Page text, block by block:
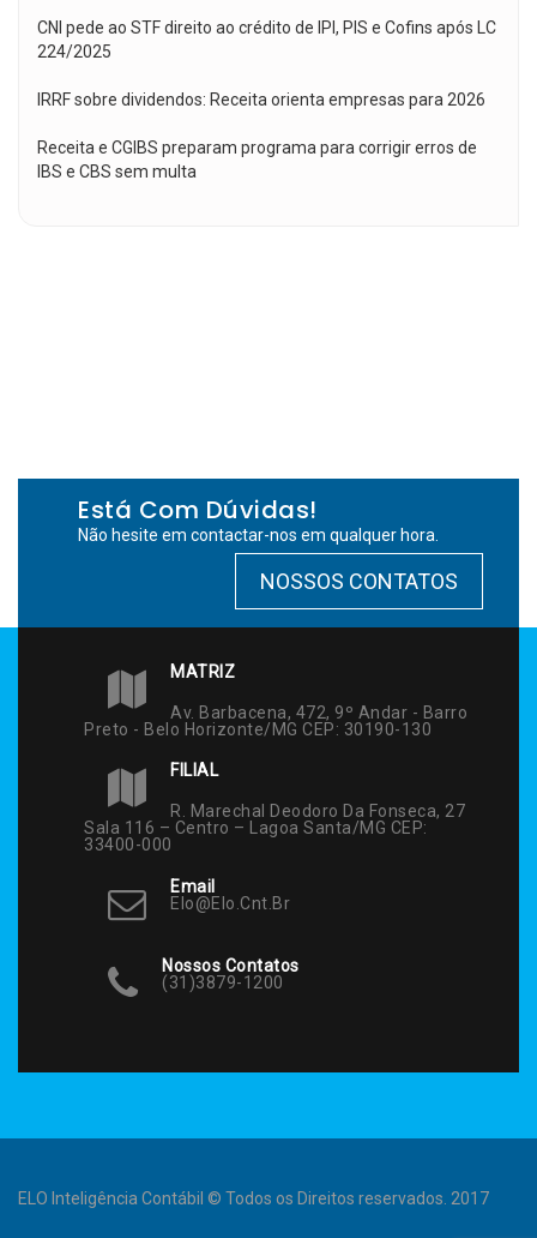
CNI pede ao STF direito ao crédito de IPI, PIS e Cofins após LC
224/2025
IRRF sobre dividendos: Receita orienta empresas para 2026
Receita e CGIBS preparam programa para corrigir erros de
IBS e CBS sem multa
Está Com Dúvidas!
Não hesite em contactar-nos em qualquer hora.
NOSSOS CONTATOS
MATRIZ
Av. Barbacena, 472, 9º Andar - Barro
Preto - Belo Horizonte/MG CEP: 30190-130
FILIAL
R. Marechal Deodoro Da Fonseca, 27
Sala 116 – Centro – Lagoa Santa/MG CEP:
33400-000
Email
Elo@elo.cnt.br
Nossos Contatos
(31)3879-1200
ELO Inteligência Contábil © Todos os Direitos reservados. 2017